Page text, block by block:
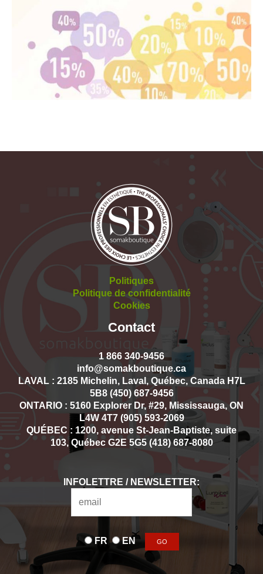
Politiques
Politique de confidentialité
Cookies
Contact
1 866 340-9456
info@somakboutique.ca
LAVAL : 2185 Michelin, Laval, Québec, Canada H7L
5B8 (450) 687-9456
ONTARIO : 5160 Explorer Dr, #29, Mississauga, ON
L4W 4T7 (905) 593-2069
QUÉBEC : 1200, avenue St-Jean-Baptiste, suite
103, Québec G2E 5G5 (418) 687-8080
INFOLETTRE / NEWSLETTER:
FR EN